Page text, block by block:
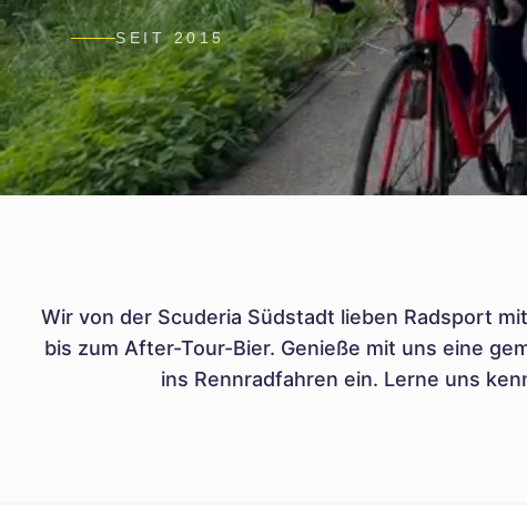
SEIT 2015
Wir von der Scuderia Südstadt lieben Radsport
bis zum After-Tour-Bier. Genieße mit uns eine
ins Rennradfahren ein. Lerne uns